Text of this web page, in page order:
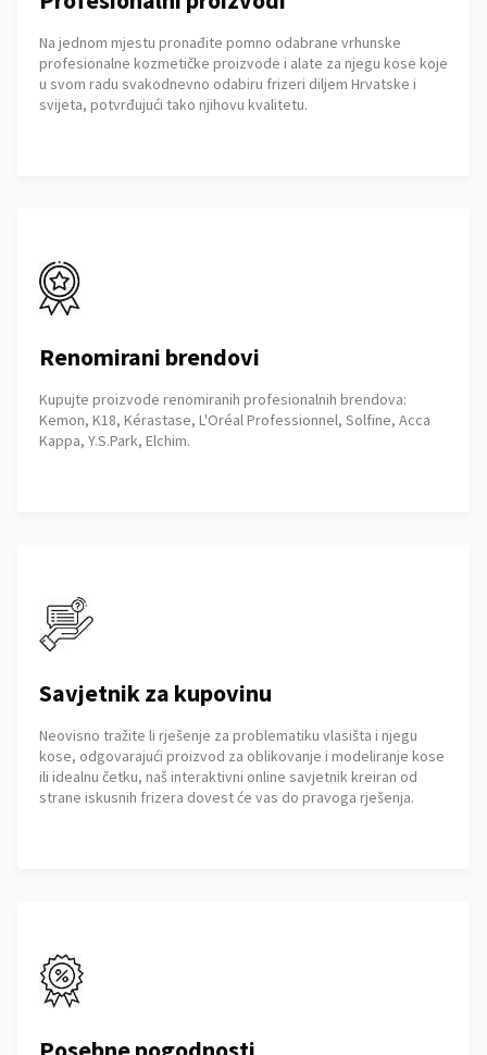
Na jednom mjestu pronađite pomno odabrane vrhunske
profesionalne kozmetičke proizvode i alate za njegu kose koje
u svom radu svakodnevno odabiru frizeri diljem Hrvatske i
svijeta, potvrđujući tako njihovu kvalitetu.
Renomirani brendovi
Kupujte proizvode renomiranih profesionalnih brendova:
Kemon, K18, Kérastase, L'Oréal Professionnel, Solfine, Acca
Kappa, Y.S.Park, Elchim.
Savjetnik za kupovinu
Neovisno tražite li rješenje za problematiku vlasišta i njegu
kose, odgovarajući proizvod za oblikovanje i modeliranje kose
ili idealnu četku, naš interaktivni online savjetnik kreiran od
strane iskusnih frizera dovest će vas do pravoga rješenja.